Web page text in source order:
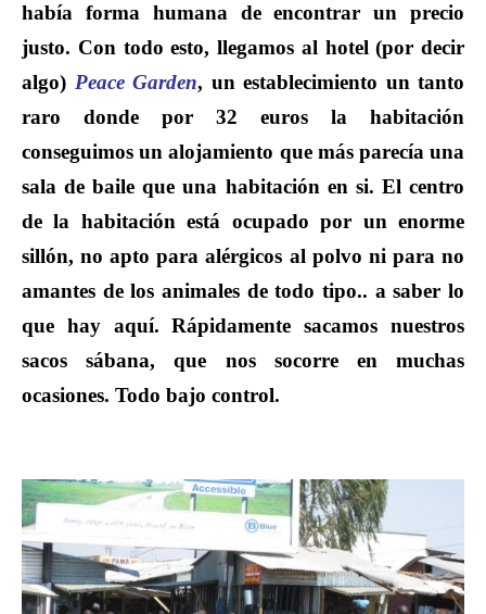
había forma humana de encontrar un precio
justo. Con todo esto, llegamos al hotel (por decir
algo) Peace Garden, un establecimiento un tanto
raro donde por 32 euros la habitación
conseguimos un alojamiento que más parecía una
sala de baile que una habitación en si. El centro
de la habitación está ocupado por un enorme
sillón, no apto para alérgicos al polvo ni para no
amantes de los animales de todo tipo.. a saber lo
que hay aquí. Rápidamente sacamos nuestros
sacos sábana, que nos socorre en muchas
ocasiones. Todo bajo control.